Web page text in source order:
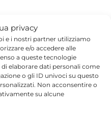
privacy
e i nostri partner utilizziamo
e/o accedere alle
a queste tecnologie
elaborare dati personali come
o gli ID univoci su questo
Non acconsentire o
su alcune